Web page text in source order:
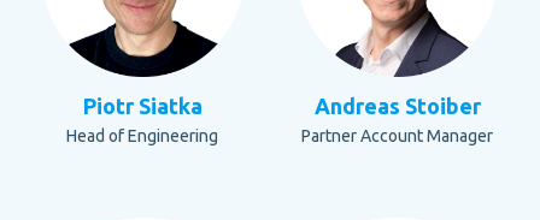
Piotr Siatka
Head of Engineering
Andreas Stoiber
Partner Account Manager